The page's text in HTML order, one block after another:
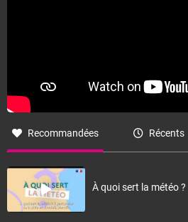
Recommandées Récents
À quoi sert la météo ?